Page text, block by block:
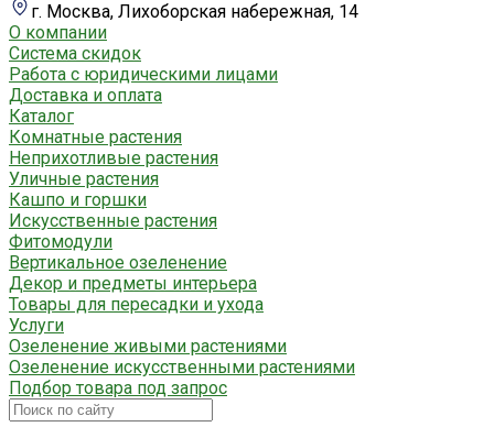
г. Москва, Лихоборская набережная, 14
О компании
Система скидок
Работа с юридическими лицами
Доставка и оплата
Каталог
Комнатные растения
Неприхотливые растения
Уличные растения
Кашпо и горшки
Искусственные растения
Фитомодули
Вертикальное озеленение
Декор и предметы интерьера
Товары для пересадки и ухода
Услуги
Озеленение живыми растениями
Озеленение искусственными растениями
Подбор товара под запрос